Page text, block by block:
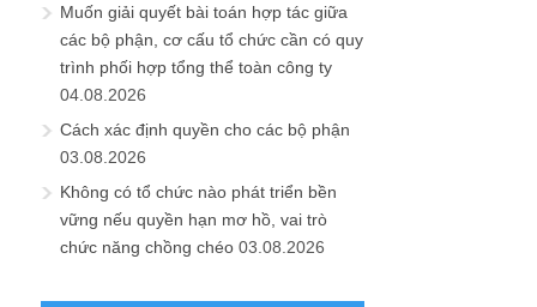
Muốn giải quyết bài toán hợp tác giữa
các bộ phận, cơ cấu tổ chức cần có quy
trình phối hợp tổng thể toàn công ty
04.08.2026
Cách xác định quyền cho các bộ phận
03.08.2026
Không có tổ chức nào phát triển bền
vững nếu quyền hạn mơ hồ, vai trò
chức năng chồng chéo 03.08.2026